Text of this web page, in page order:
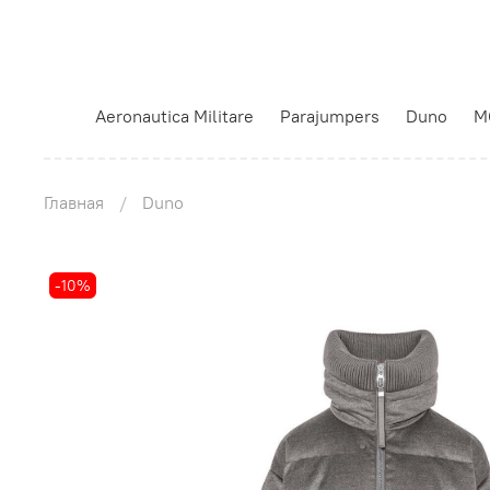
Aeronautica Militare Parajumpers Duno
Главная Duno
-10%